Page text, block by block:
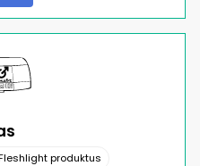
produktus